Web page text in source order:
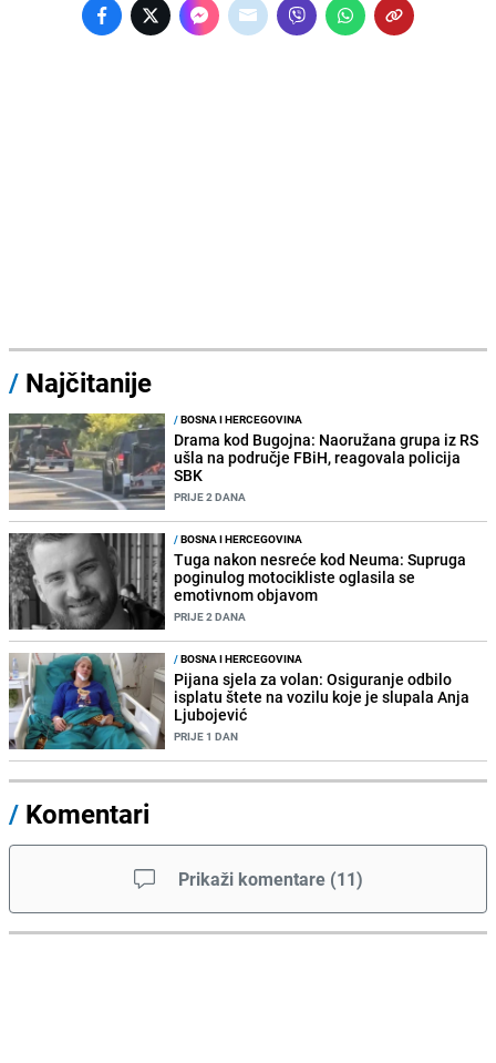
/ Najčitanije
/BOSNA I HERCEGOVINA
Drama kod Bugojna: Naoružana grupa iz RS
ušla na područje FBiH, reagovala policija
SBK
PRIJE 2 DANA
/BOSNA I HERCEGOVINA
Tuga nakon nesreće kod Neuma: Supruga
poginulog motocikliste oglasila se
emotivnom objavom
PRIJE 2 DANA
/BOSNA I HERCEGOVINA
Pijana sjela za volan: Osiguranje odbilo
isplatu štete na vozilu koje je slupala Anja
Ljubojević
PRIJE 1 DAN
/ Komentari
Prikaži komentare (11)